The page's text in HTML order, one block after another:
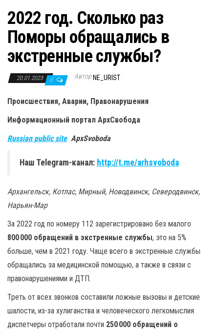
2022 год. Сколько раз
Поморы обращались в
экстренные службы?
20.01.2023 0 Автор NE_URIST
Происшествия, Аварии, Правонарушения
Информационный портал АрхСвобода
Russian public siteApxSvoboda
Наш Telegram-канал: http://t.me/arhsvoboda
Архангельск, Котлас, Мирный, Новодвинск, Северодвинск,
Нарьян-Мар
За 2022 год по номеру 112 зарегистрировано без малого
800 000 обращений в экстренные службы, это на 5%
больше, чем в 2021 году. Чаще всего в экстренные службы
обращались за медицинской помощью, а также в связи с
правонарушениями и ДТП.
Треть от всех звонков составили ложные вызовы и детские
шалости, из-за хулиганства и человеческого легкомыслия
диспетчеры отработали почти 250 000 обращений о